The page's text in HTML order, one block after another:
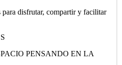
para disfrutar, compartir y facilitar
PENSANDO EN LA